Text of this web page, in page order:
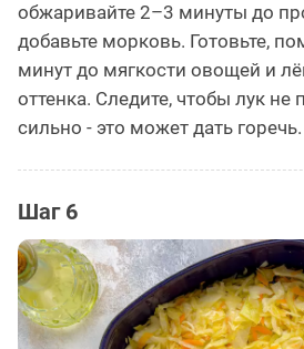
обжаривайте 2–3 минуты до
добавьте морковь. Готовьте,
минут до мягкости овощей и
оттенка. Следите, чтобы лук
сильно - это может дать горечь.
Шаг 6